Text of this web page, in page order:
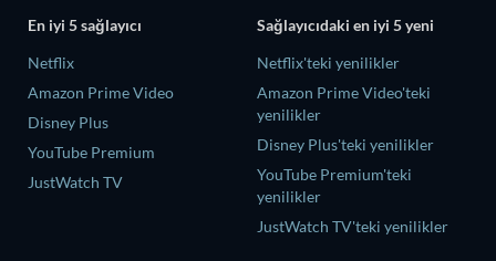
En iyi 5 sağlayıcı
Netflix
Amazon Prime Video
Disney Plus
YouTube Premium
JustWatch TV
Sağlayıcıdaki en iyi 5 yeni
Netflix'teki yenilikler
Amazon Prime Video'teki
yenilikler
Disney Plus'teki yenilikler
YouTube Premium'teki
yenilikler
JustWatch TV'teki yenilikler